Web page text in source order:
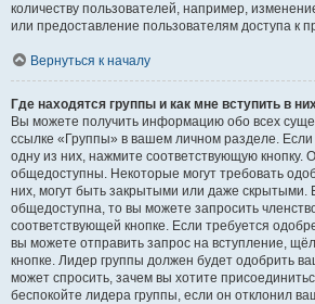
количеству пользователей, например,
или предоставление пользователям доступа к
Вернуться к началу
Где находятся группы и как мне вступить в
Вы можете получить информацию обо всех
ссылке «Группы» в вашем личном разделе. Если
одну из них, нажмите соответствующую кнопку.
общедоступны. Некоторые могут требовать
них, могут быть закрытыми или даже скрытыми.
общедоступна, то вы можете запросить
соответствующей кнопке. Если требуется
вы можете отправить запрос на вступление,
кнопке. Лидер группы должен будет одобрить
может спросить, зачем вы хотите
беспокойте лидера группы, если он отклонил